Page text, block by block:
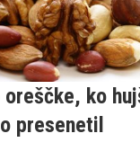
ko
presenetil